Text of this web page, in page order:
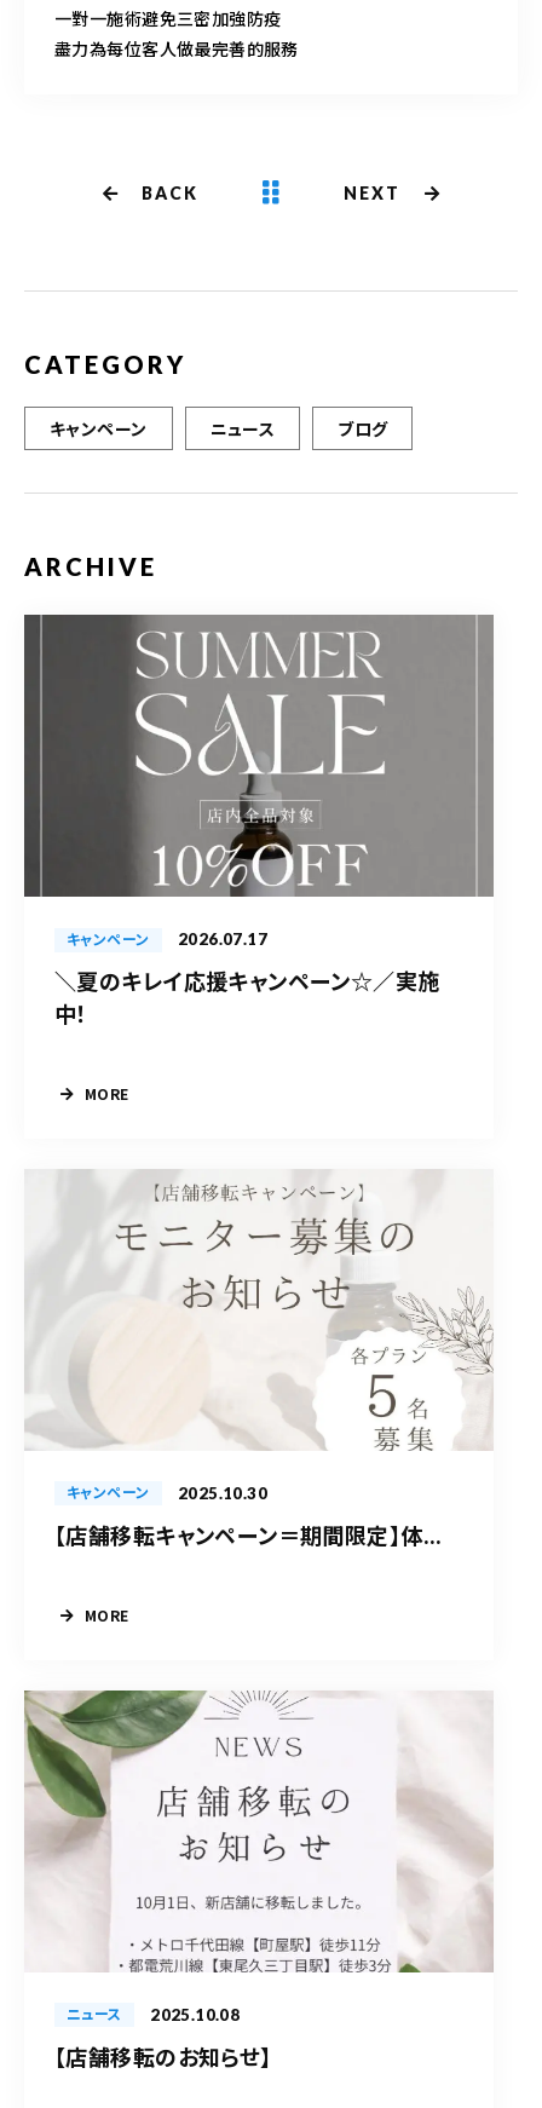
一對一施術避免三密加強防疫
盡力為每位客人做最完善的服務
BACK NEXT
CATEGORY
キャンペーン ニュース ブログ
ARCHIVE
キャンペーン 2026.07.17
＼夏のキレイ応援キャンペーン☆／実施
中！
MORE
キャンペーン 2025.10.30
【店舗移転キャンペーン＝期間限定】体...
MORE
ニュース 2025.10.08
【店舗移転のお知らせ】